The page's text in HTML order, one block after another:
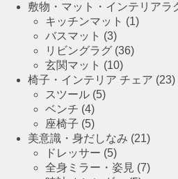
敷物・マット・インテリアラ
キッチンマット (1)
バスマット (3)
リビングラグ (36)
玄関マット (10)
椅子・インテリア チェア (23)
スツール (5)
ベンチ (4)
座椅子 (5)
美意識・身だしなみ (21)
ドレッサー (5)
全身ミラー・姿見 (7)